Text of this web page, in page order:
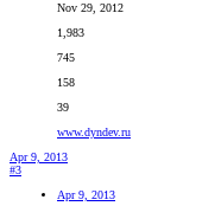
Nov 29, 2012
1,983
745
158
39
www.dyndev.ru
Apr 9, 2013
#3
Apr 9, 2013